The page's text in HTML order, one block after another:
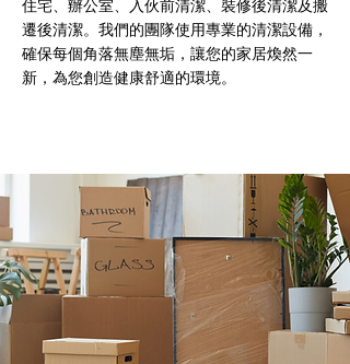
住宅、辦公室、入伙前清潔、裝修後清潔及搬
遷後清潔。我們的團隊使用專業的清潔設備，
確保每個角落無塵無垢，讓您的家居煥然一
新，為您創造健康舒適的環境。